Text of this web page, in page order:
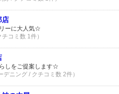
店
ーに大人気☆
チコミ数 1件）
しをご提案します☆
デニング / クチコミ数 2件）